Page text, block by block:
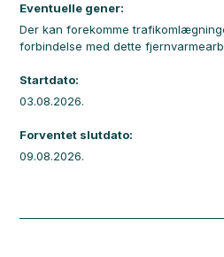
Eventuelle gener:
Der kan forekomme
forbindelse med dette
Startdato:
03.08.2026.
Forventet slutdato:
09.08.2026.